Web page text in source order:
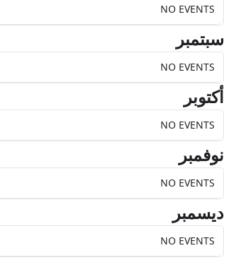
NO EVENTS
سبتمبر
NO EVENTS
أكتوبر
NO EVENTS
نوفمبر
NO EVENTS
ديسمبر
NO EVENTS